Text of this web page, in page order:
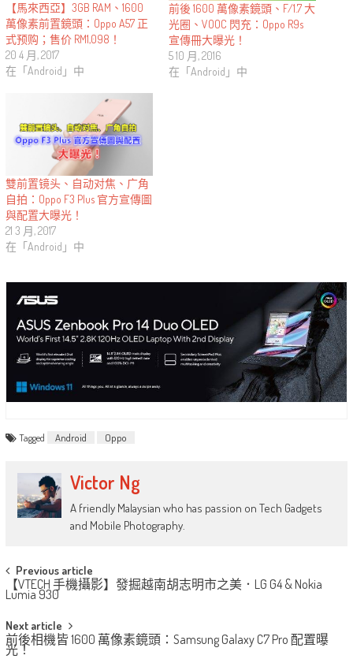
【馬來西亞】3GB RAM、1600
萬像素前置鏡頭：Oppo A57 正
式预购；售价 RM1,098！
20 4 月, 2017
在「Android」中
前後 1600 萬像素鏡頭、F/1.7 大
光圈、VOOC 閃充：Oppo R9s
宣傳冊大曝光！
5 10 月, 2016
在「Android」中
雙前置镜头、自动对焦、广角
自拍：Oppo F3 Plus 官方宣傳圖
與配置大曝光！
21 3 月, 2017
在「Android」中
Tagged Android Oppo
Victor Ng
A friendly Malaysian who has passion on Tech Gadgets
and Mobile Photography.
Post
navigation
Previous article
【VTECH 手機攝影】發掘越南胡志明市之美．LG G4 & Nokia
Lumia 930
Next article
前後相機皆 1600 萬像素鏡頭：Samsung Galaxy C7 Pro 配置曝
光！